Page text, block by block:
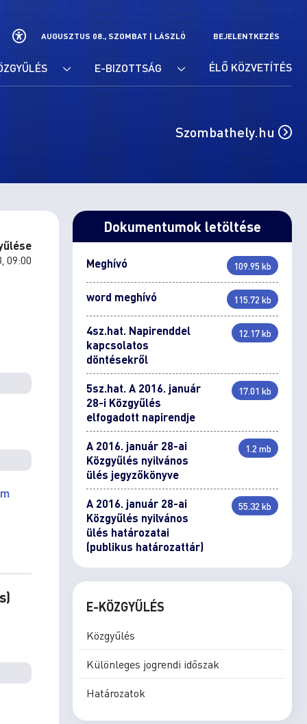
AUGUSZTUS 08., SZOMBAT |LÁSZLÓ BEJELENTKEZÉS
E-BIZOTTSÁG ÉLŐ KÖZVETÍTÉS
Szombathely.hu
09:00
Dokumentumok letöltése
Meghívó 109.95 kb
word meghívó 115.72 kb
4sz.hat. Napirenddel
kapcsolatos
döntésekről
12.17 kb
5sz.hat. A 2016. január
28-i Közgyűlés
elfogadott napirendje
17.01 kb
A 2016. január 28-ai
Közgyűlés nyilvános
ülés jegyzőkönyve
1.2 mb
A 2016. január 28-ai
Közgyűlés nyilvános
ülés határozatai
(publikus határozattár)
55.32 kb
E-KÖZGYŰLÉS
Közgyűlés
Különleges jogrendi időszak
Határozatok